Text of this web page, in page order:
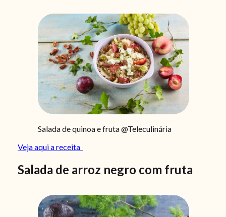
Salada de quinoa e fruta @Teleculinária
Veja aqui a receita
Salada de arroz negro com fruta